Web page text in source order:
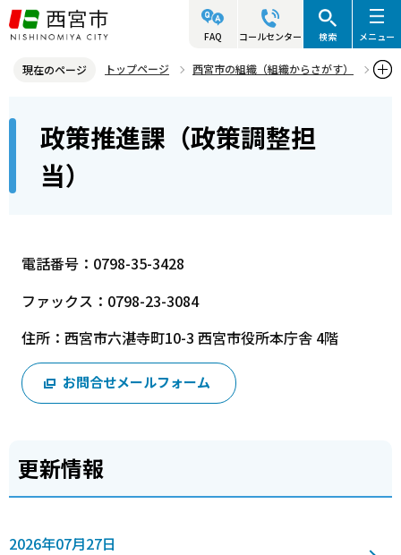
こ
の
ジ
頭
FAQ コールセンター 検索 メニュー
現在のページ トップページ
西宮市の組織（組織からさがす）
政策推進課（政策調整担
当）
電話番号：0798-35-3428
ファックス：0798-23-3084
住所：西宮市六湛寺町10-3 西宮市役所本庁舎 4階
お問合せメールフォーム
更新情報
2026年07月27日